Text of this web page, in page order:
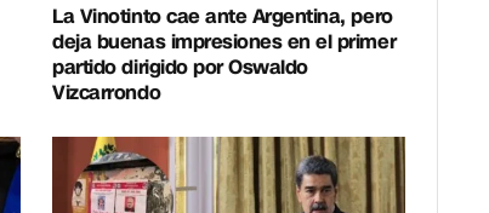
La Vinotinto cae ante Argentina, pero
deja buenas impresiones en el primer
partido dirigido por Oswaldo
Vizcarrondo